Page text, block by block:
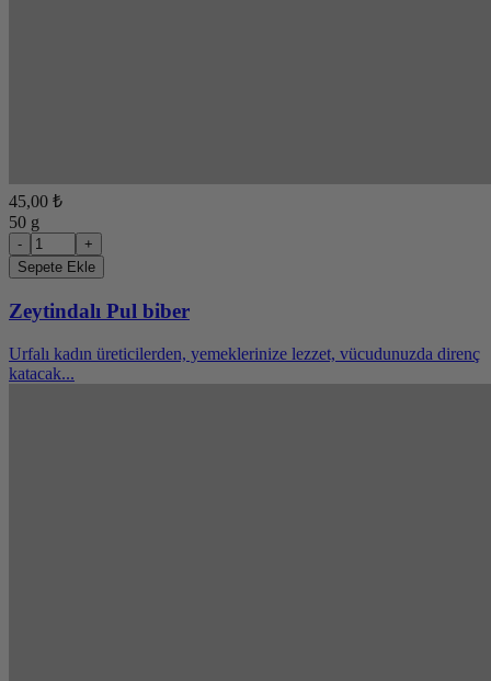
45,00 ₺
50 g
-
+
Sepete Ekle
Zeytindalı Pul biber
Urfalı kadın üreticilerden, yemeklerinize lezzet, vücudunuzda direnç
katacak...